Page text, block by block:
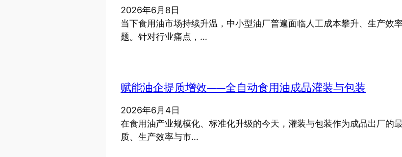
2026年6月8日
当下食用油市场持续升温，中小型油厂普遍面临人工成本攀升、生产效
题。针对行业痛点，…
赋能油企提质增效——全自动食用油成品灌装与包装
2026年6月4日
在食用油产业规模化、标准化升级的今天，灌装与包装作为成品出厂的
质、生产效率与市…